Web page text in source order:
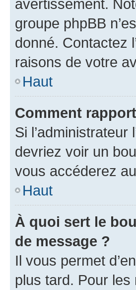
avertissement.
groupe phpBB
donné. Contactez
raisons de votre
Haut
Comment
Si
devriez voir un
vous accéderez
Haut
À quoi sert le
de message ?
Il vous permet
plus tard. Pour les